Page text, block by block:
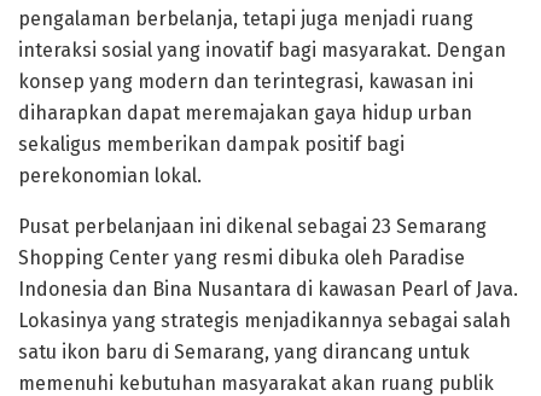
pengalaman berbelanja, tetapi juga menjadi ruang
interaksi sosial yang inovatif bagi masyarakat. Dengan
konsep yang modern dan terintegrasi, kawasan ini
diharapkan dapat meremajakan gaya hidup urban
sekaligus memberikan dampak positif bagi
perekonomian lokal.
Pusat perbelanjaan ini dikenal sebagai 23 Semarang
Shopping Center yang resmi dibuka oleh Paradise
Indonesia dan Bina Nusantara di kawasan Pearl of Java.
Lokasinya yang strategis menjadikannya sebagai salah
satu ikon baru di Semarang, yang dirancang untuk
memenuhi kebutuhan masyarakat akan ruang publik